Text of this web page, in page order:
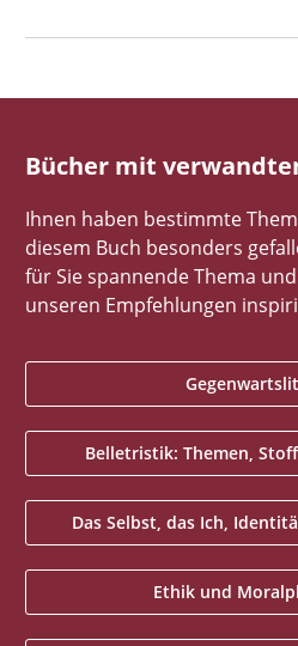
Bücher mit
Ihnen haben bestimmte
diesem Buch besonders
für Sie spannende Thema
unseren Empfehlungen
Belletristik: Themen,
Das Selbst, das Ich,
Ethik und